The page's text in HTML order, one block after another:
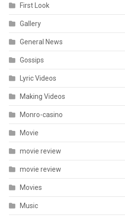
First Look
Gallery
General News
Gossips
Lyric Videos
Making Videos
Monro-casino
Movie
movie review
movie review
Movies
Music